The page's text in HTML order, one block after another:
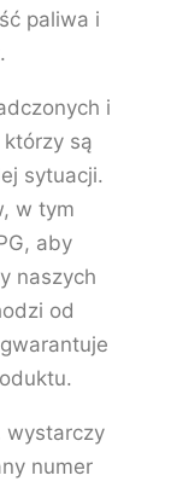
paliwa i
i
są
sytuacji.
w tym
aby
naszych
od
wystarczy
numer